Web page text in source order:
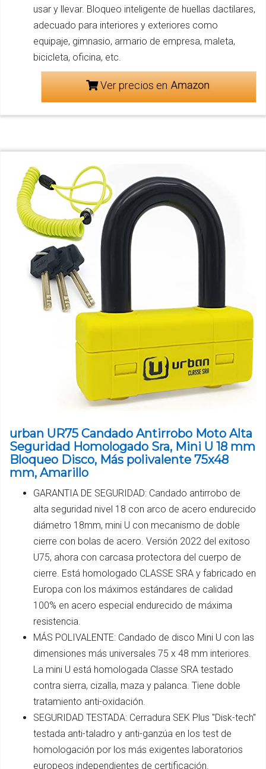
usar y llevar. Bloqueo inteligente de huellas dactilares,
adecuado para interiores y exteriores como
equipaje, gimnasio, armario de empresa, maleta,
bicicleta, oficina, etc.
Ver precios en
urban UR75 Candado Antirrobo Moto Alta
Seguridad Homologado Sra, Mini U 18 mm
Bloqueo Disco, Más polivalente 75x48
mm, Amarillo
GARANTIA DE SEGURIDAD: Candado antirrobo de
alta seguridad nivel 18 con arco de acero endurecido
diámetro 18mm, mini U con mecanismo de doble
cierre con bolas de acero. Versión 2022 del exitoso
U75, ahora con carcasa protectora del cuerpo de
cierre. Está homologado CLASSE SRA y fabricado en
Europa con los máximos estándares de calidad
100% en acero especial endurecido de máxima
resistencia.
MÁS POLIVALENTE: Candado de disco Mini U con las
dimensiones más universales 75 x 48 mm interiores.
La mini U está homologada Classe SRA testado
contra sierra, cizalla, maza y palanca. Tiene doble
tratamiento anti-oxidación.
SEGURIDAD TESTADA: Cerradura SEK Plus "Disk-tech"
testada anti-taladro y anti-ganzúa en los test de
homologación por los más exigentes laboratorios
europeos independientes de certificación.